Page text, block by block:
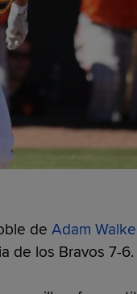
de Adam
de los Bravos 7-6.